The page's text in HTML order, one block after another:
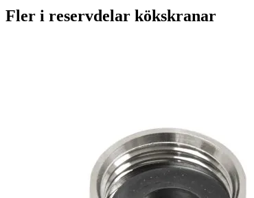
Fler i reservdelar kökskranar